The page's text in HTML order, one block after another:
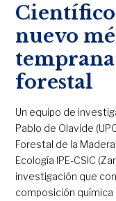
nuevo
forestal
Un equipo de
Pablo de Olavide
Forestal de la
Ecología IPE-CSIC
investigación que
composición